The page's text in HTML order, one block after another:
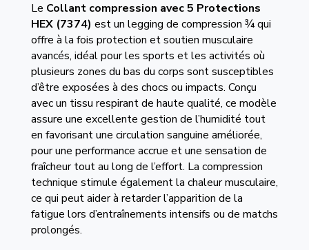
Le Collant compression avec 5 Protections
HEX (7374) est un legging de compression ¾ qui
offre à la fois protection et soutien musculaire
avancés, idéal pour les sports et les activités où
plusieurs zones du bas du corps sont susceptibles
d’être exposées à des chocs ou impacts. Conçu
avec un tissu respirant de haute qualité, ce modèle
assure une excellente gestion de l’humidité tout
en favorisant une circulation sanguine améliorée,
pour une performance accrue et une sensation de
fraîcheur tout au long de l’effort. La compression
technique stimule également la chaleur musculaire,
ce qui peut aider à retarder l’apparition de la
fatigue lors d’entraînements intensifs ou de matchs
prolongés.